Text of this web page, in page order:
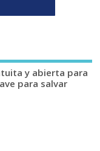
y abierta para
para salvar